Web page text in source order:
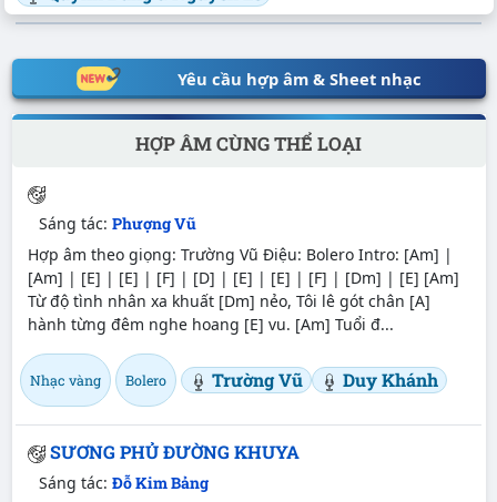
Yêu cầu hợp âm & Sheet nhạc
HỢP ÂM CÙNG THỂ LOẠI
Sáng tác: Phượng Vũ
Hợp âm theo giọng: Trường Vũ Điệu: Bolero Intro: [Am] |
[Am] | [E] | [E] | [F] | [D] | [E] | [E] | [F] | [Dm] | [E] [Am]
Từ độ tình nhân xa khuất [Dm] nẻo, Tôi lê gót chân [A]
hành từng đêm nghe hoang [E] vu. [Am] Tuổi đ...
Nhạc vàng Bolero Trường Vũ Duy Khánh
SƯƠNG PHỦ ĐƯỜNG KHUYA
Sáng tác: Đỗ Kim Bảng